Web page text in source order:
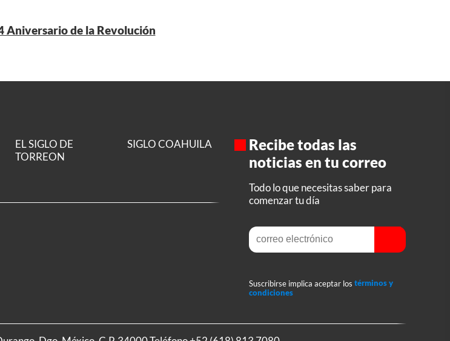
Aniversario de la Revolución
EL SIGLO DE
TORREON
SIGLO COAHUILA
Recibe todas las
noticias en tu correo
Todo lo que necesitas saber para
comenzar tu día
Suscribirse implica aceptar los términos y
condiciones